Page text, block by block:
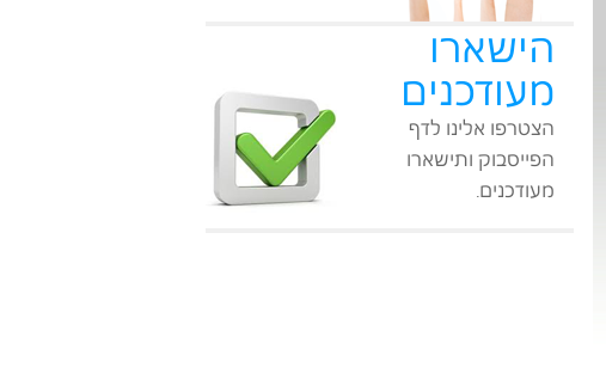
הישארו
מעודכנים
הצטרפו אלינו לדף
הפייסבוק ותישארו
מעודכנים.